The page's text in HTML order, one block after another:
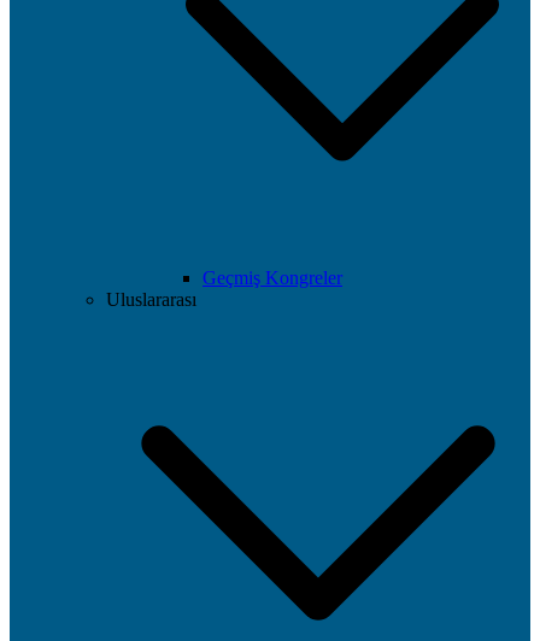
Geçmiş Kongreler
Uluslararası